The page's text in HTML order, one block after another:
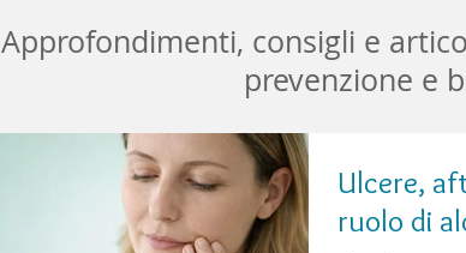
Approfondimenti, consigli e
prevenzione e
Ulcere,
ruolo di